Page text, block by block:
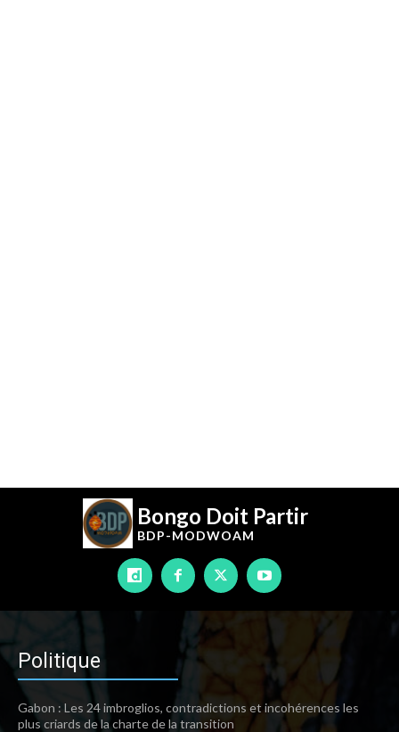
Bongo Doit Partir
BDP-MODWOAM
Politique
Gabon : Les 24 imbroglios, contradictions et incohérences les
plus criards de la charte de la transition